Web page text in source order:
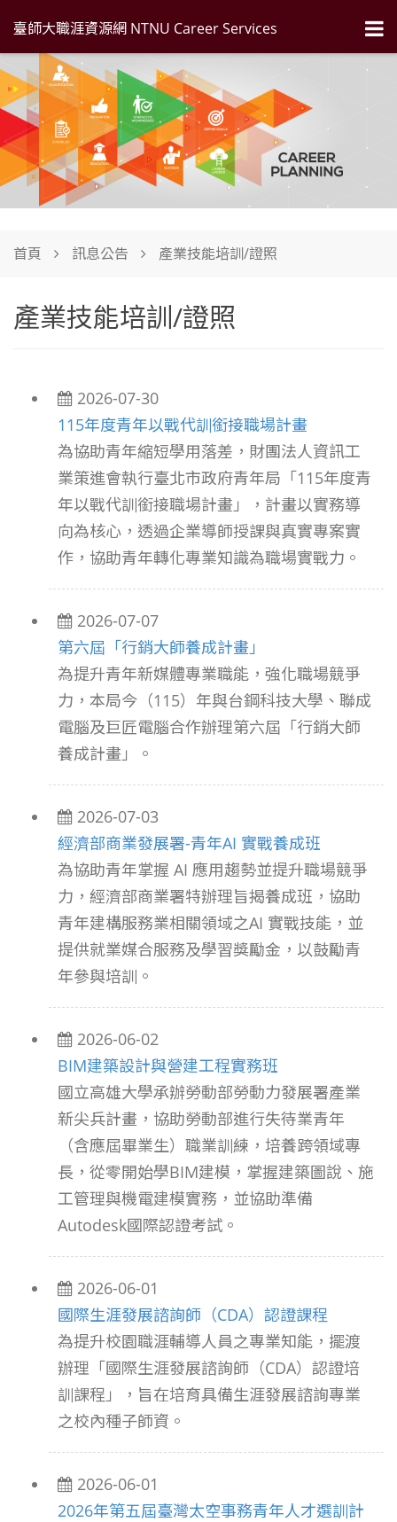
臺師大職涯資源網 NTNU Career Services
首頁 訊息公告 產業技能培訓/證照
產業技能培訓/證照
2026-07-30
115年度青年以戰代訓銜接職場計畫
為協助青年縮短學用落差，財團法人資訊工
業策進會執行臺北市政府青年局「115年度青
年以戰代訓銜接職場計畫」，計畫以實務導
向為核心，透過企業導師授課與真實專案實
作，協助青年轉化專業知識為職場實戰力。
2026-07-07
第六屆「行銷大師養成計畫」
為提升青年新媒體專業職能，強化職場競爭
力，本局今（115）年與台鋼科技大學、聯成
電腦及巨匠電腦合作辦理第六屆「行銷大師
養成計畫」。
2026-07-03
經濟部商業發展署-青年AI 實戰養成班
為協助青年掌握 AI 應用趨勢並提升職場競爭
力，經濟部商業署特辦理旨揭養成班，協助
青年建構服務業相關領域之AI 實戰技能，並
提供就業媒合服務及學習獎勵金，以鼓勵青
年參與培訓。
2026-06-02
BIM建築設計與營建工程實務班
國立高雄大學承辦勞動部勞動力發展署產業
新尖兵計畫，協助勞動部進行失待業青年
（含應屆畢業生）職業訓練，培養跨領域專
長，從零開始學BIM建模，掌握建築圖說、施
工管理與機電建模實務，並協助準備
Autodesk國際認證考試。
2026-06-01
國際生涯發展諮詢師（CDA）認證課程
為提升校園職涯輔導人員之專業知能，擺渡
辦理「國際生涯發展諮詢師（CDA）認證培
訓課程」，旨在培育具備生涯發展諮詢專業
之校內種子師資。
2026-06-01
2026年第五屆臺灣太空事務青年人才選訓計